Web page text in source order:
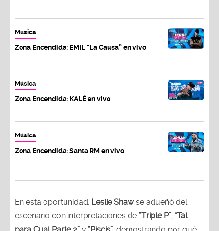
Música
Zona Encendida: EMIL “La Causa” en vivo
Música
Zona Encendida: KALÉ en vivo
Música
Zona Encendida: Santa RM en vivo
En esta oportunidad, Leslie Shawse adueñó del
escenario con interpretaciones de “Triple P”, “Tal